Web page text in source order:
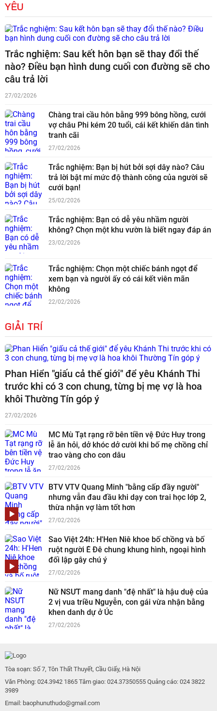
YÊU
Trắc nghiệm: Sau kết hôn bạn sẽ thay đổi thế
nào? Điều bạn hình dung cuối con đường sẽ cho
câu trả lời
27/02/2026
Chàng trai cầu hôn bằng 999 bông hồng, cưới
vợ châu Phi kém 20 tuổi, cái kết khiến dân tình
tranh cãi
27/02/2026
Trắc nghiệm: Bạn bị hút bởi sợi dây nào? Câu
trả lời bật mí mức độ thành công của người sẽ
cưới bạn!
25/02/2026
Trắc nghiệm: Bạn có dễ yêu nhầm người
không? Chọn một khu vườn là biết ngay đáp án
23/02/2026
Trắc nghiệm: Chọn một chiếc bánh ngọt để
xem bạn và người ấy có cái kết viên mãn
không
22/02/2026
GIẢI TRÍ
Phan Hiển "giấu cả thế giới" để yêu Khánh Thi
trước khi có 3 con chung, từng bị mẹ vợ là hoa
khôi Thường Tín góp ý
27/02/2026
MC Mù Tạt rạng rỡ bên tiền vệ Đức Huy trong
lễ ăn hỏi, dở khóc dở cười khi bố mẹ chồng chỉ
trao vàng cho con dâu
27/02/2026
BTV VTV Quang Minh "bằng cấp đầy người"
nhưng vẫn đau đầu khi dạy con trai học lớp 2,
thừa nhận vợ làm tốt hơn
27/02/2026
Sao Việt 24h: H'Hen Niê khoe bố chồng và bố
ruột người Ê Đê chung khung hình, ngoại hình
đối lập gây chú ý
27/02/2026
Nữ NSƯT mang danh "đệ nhất" là hậu duệ của
2 vị vua triều Nguyễn, con gái vừa nhận bằng
khen danh dự ở Úc
27/02/2026
Tòa soạn: Số 7, Tôn Thất Thuyết, Cầu Giấy, Hà Nội
Văn Phòng: 024.3942 1865 Tâm giao: 024.37350555 Quảng cáo: 024 3822
3989
Email: baophunuthudo@gmail.com